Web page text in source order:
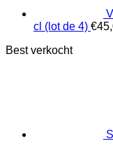
cl (lot de 4) €
Best verkocht